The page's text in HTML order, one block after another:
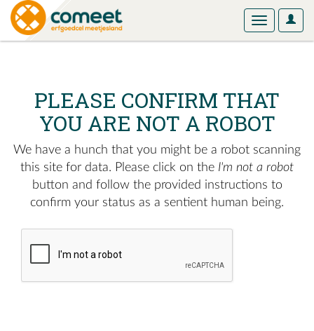
User
Toggle
PLEASE CONFIRM THAT
YOU ARE NOT A ROBOT
We have a hunch that you might be a robot scanning
this site for data. Please click on the I'm not a robot
button and follow the provided instructions to
confirm your status as a sentient human being.